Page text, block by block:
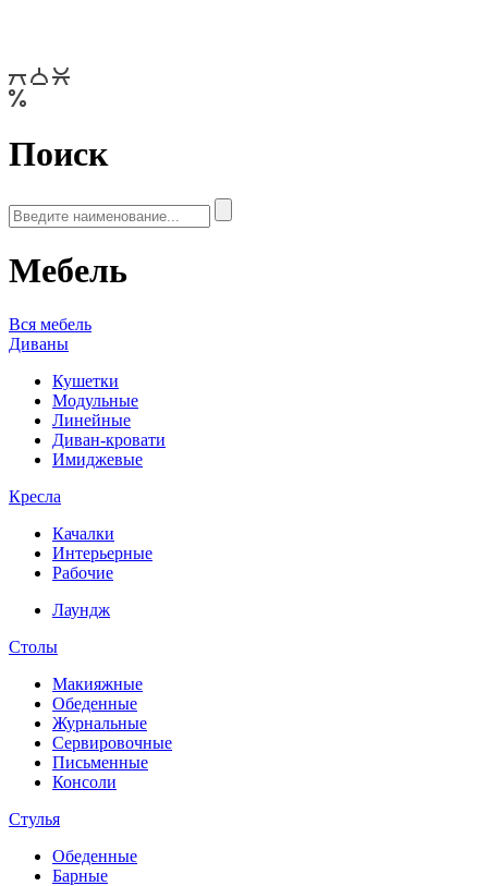
Поиск
Мебель
Вся мебель
Диваны
Кушетки
Модульные
Линейные
Диван-кровати
Имиджевые
Кресла
Качалки
Интерьерные
Рабочие
Лаундж
Столы
Макияжные
Обеденные
Журнальные
Сервировочные
Письменные
Консоли
Стулья
Обеденные
Барные